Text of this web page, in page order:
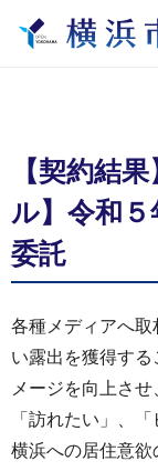
【契約結
ル】令和
委託
各種メディアへ
い露出を獲得す
メージを向上さ
「訪れたい」、
横浜への居住意